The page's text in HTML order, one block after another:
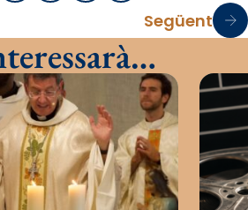
Següent